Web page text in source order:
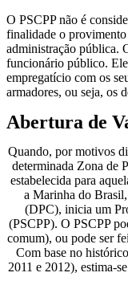
O PSCPP não é
finalidade o provimento
administração pública.
funcionário público.
empregatício com os
armadores, ou seja, os
Abertura de
Quando, por motivos
determinada Zona de
estabelecida para
a Marinha do
(DPC), inicia um
(PSCPP). O PSCPP
comum), ou pode ser
Com base no
2011 e 2012), estima-